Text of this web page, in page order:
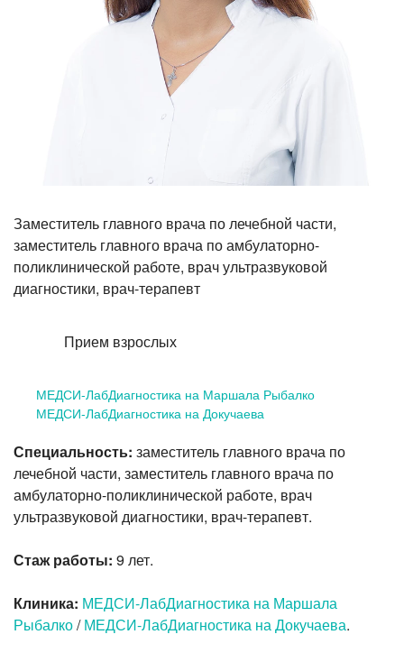
Лазерная коррекция зрения
Заместитель главного врача по лечебной части,
заместитель главного врача по амбулаторно-
поликлинической работе, врач ультразвуковой
диагностики, врач-терапевт
Прием взрослых
МЕДСИ-ЛабДиагностика на Маршала Рыбалко
МЕДСИ-ЛабДиагностика на Докучаева
Специальность: заместитель главного врача по
лечебной части, заместитель главного врача по
амбулаторно-поликлинической работе, врач
ультразвуковой диагностики, врач-терапевт.
Стаж работы: 9 лет.
Клиника: МЕДСИ-ЛабДиагностика на Маршала
Рыбалко/МЕДСИ-ЛабДиагностика на Докучаева.